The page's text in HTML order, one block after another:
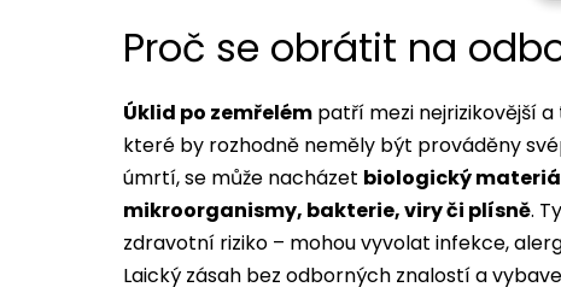
Proč se obrátit na
Úklid po zemřelém patří mezi nejrizikovější
které by rozhodně neměly být prováděny
úmrtí, se může nacházet biologický
mikroorganismy, bakterie, viry či plísně.
zdravotní riziko – mohou vyvolat infekce,
Laický zásah bez odborných znalostí a